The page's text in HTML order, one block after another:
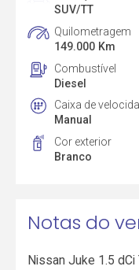
SUV/TT
Quilometragem
149.000 Km
Combustível
Diesel
Caixa de
Manual
Cor exterior
Branco
Notas do
Nissan Juke 1.5